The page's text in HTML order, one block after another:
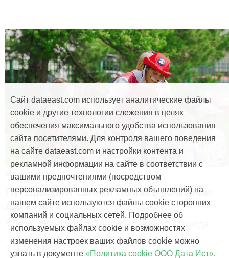
Из жизни компании
Путешествия Cвинки Пеппы в компании
Дата Ист
#Дети #Конкурс #День компании #Природа
31 мая, 2019
Сайт dataeast.com использует аналитические файлы
cookie и другие технологии слежения в целях
обеспечения максимального удобства использования
сайта посетителями. Для контроля вашего поведения
на сайте dataeast.com и настройки контента и
рекламной информации на сайте в соответствии с
вашими предпочтениями (посредством
персонализированных рекламных объявлений) на
нашем сайте используются файлы cookie сторонних
компаний и социальных сетей. Подробнее об
используемых файлах cookie и возможностях
изменения настроек ваших файлов cookie можно
узнать в документе «Политика cookie ООО Дата Ист».